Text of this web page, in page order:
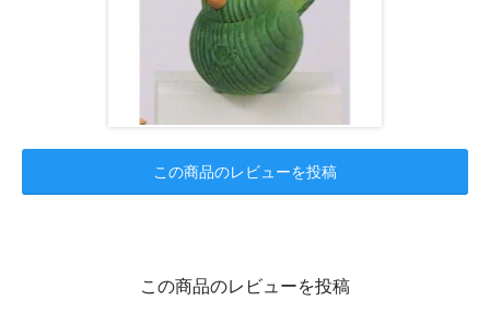
この商品のレビューを投稿
この商品のレビューを投稿